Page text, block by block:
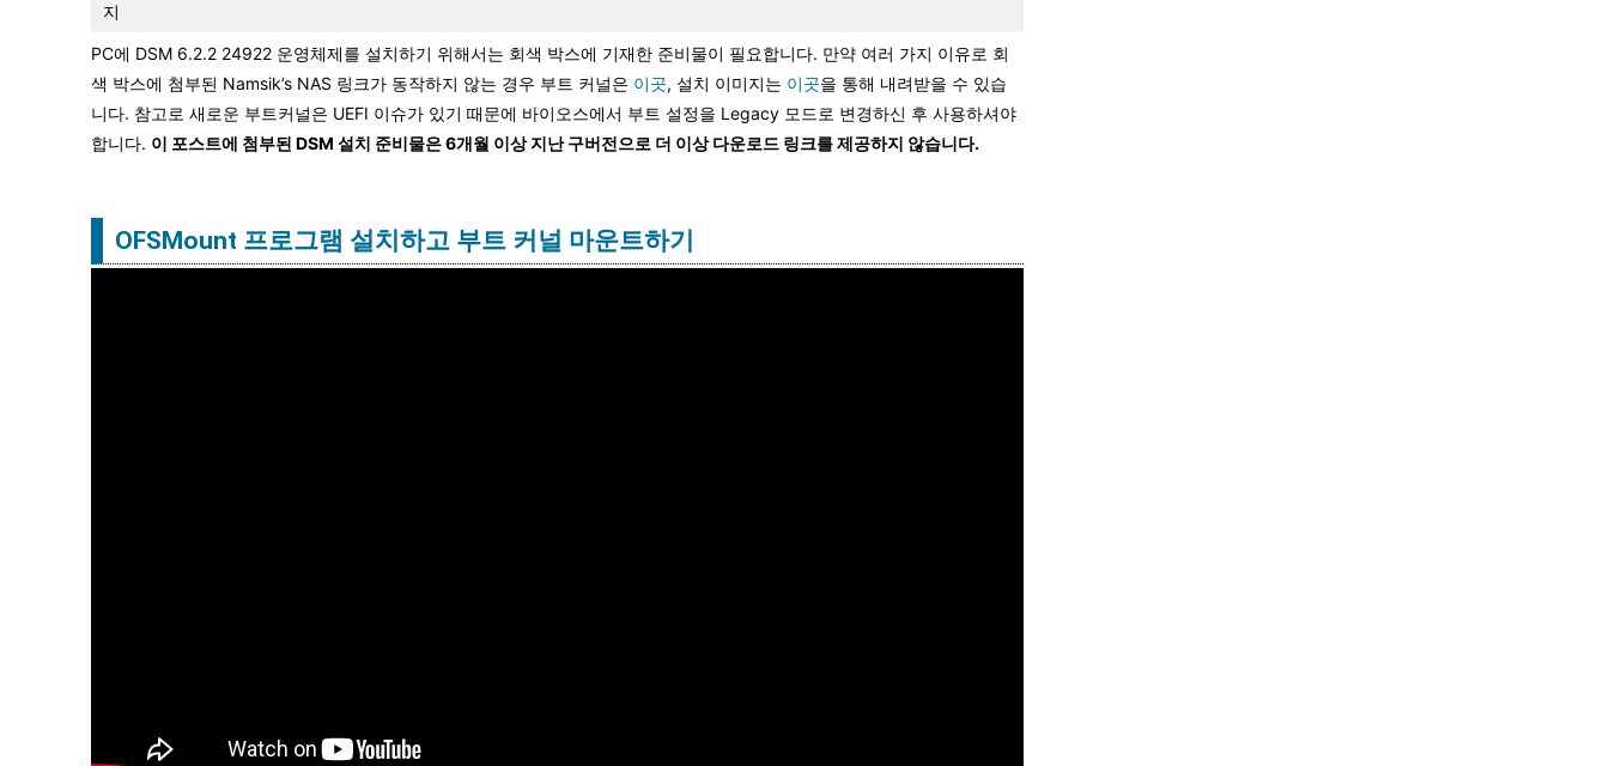
지
PC에 DSM 6.2.2 24922 운영체제를 설치하기 위해서는 회색 박스에 기재한 준비물이 필요합니다. 만약 여러 가지 이유로 회
색 박스에 첨부된 Namsik’s NAS 링크가 동작하지 않는 경우 부트 커널은 이곳, 설치 이미지는 이곳을 통해 내려받을 수 있습
니다. 참고로 새로운 부트커널은 UEFI 이슈가 있기 때문에 바이오스에서 부트 설정을 Legacy 모드로 변경하신 후 사용하셔야
합니다. 이 포스트에 첨부된 DSM 설치 준비물은 6개월 이상 지난 구버전으로 더 이상 다운로드 링크를 제공하지 않습니다.
OFSMount 프로그램 설치하고 부트 커널 마운트하기